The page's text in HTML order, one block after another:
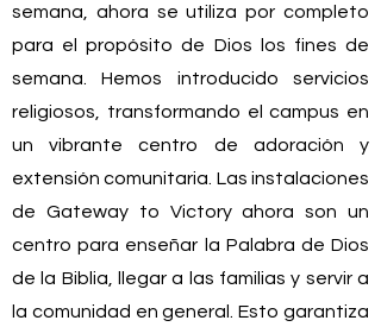
semana, ahora se utiliza por completo
para el propósito de Dios los fines de
semana. Hemos introducido servicios
religiosos, transformando el campus en
un vibrante centro de adoración y
extensión comunitaria. Las instalaciones
de Gateway to Victory ahora son un
centro para enseñar la Palabra de Dios
de la Biblia, llegar a las familias y servir a
la comunidad en general. Esto garantiza